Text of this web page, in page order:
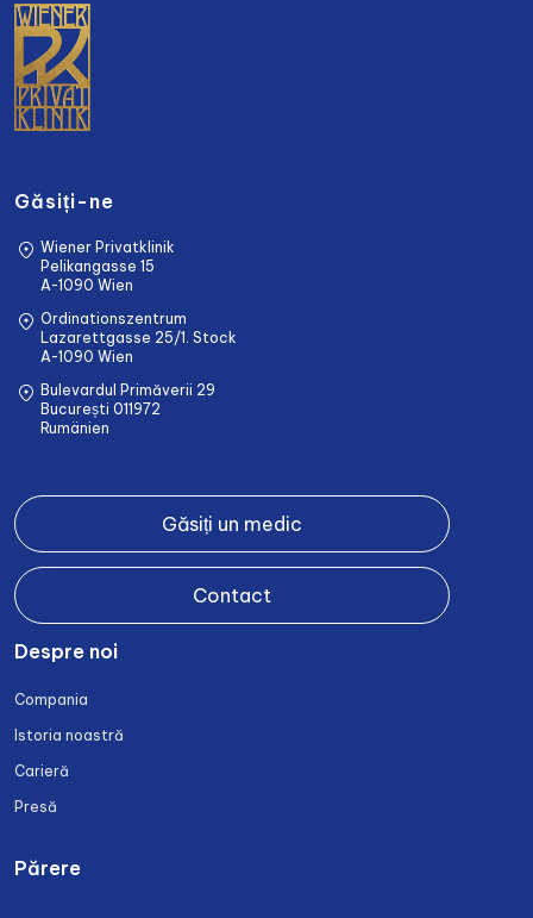
Găsiți-ne
Wiener Privatklinik
Pelikangasse 15
A-1090 Wien
Ordinationszentrum
Lazarettgasse 25/1. Stock
A-1090 Wien
Bulevardul Primăverii 29
București 011972
Rumänien
Găsiți un medic
Contact
Despre noi
Compania
Istoria noastră
Carieră
Presă
Părere